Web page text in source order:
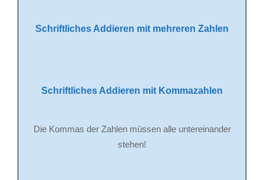
Schriftliches Addieren mit mehreren Zahlen
Schriftliches Addieren mit Kommazahlen
Die Kommas der Zahlen müssen alle untereinander
stehen!